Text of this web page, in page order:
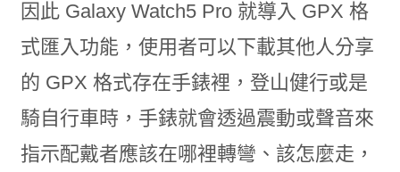
因此 Galaxy Watch5 Pro 就導入 GPX 格
式匯入功能，使用者可以下載其他人分享
的 GPX 格式存在手錶裡，登山健行或是
騎自行車時，手錶就會透過震動或聲音來
指示配戴者應該在哪裡轉彎、該怎麼走，